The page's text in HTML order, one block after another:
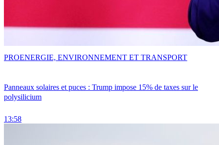
Panneaux solaires et puces : Trump impose 15% de taxes sur le
polysilicium
13:58
PROENERGIE, ENVIRONNEMENT ET TRANSPORT